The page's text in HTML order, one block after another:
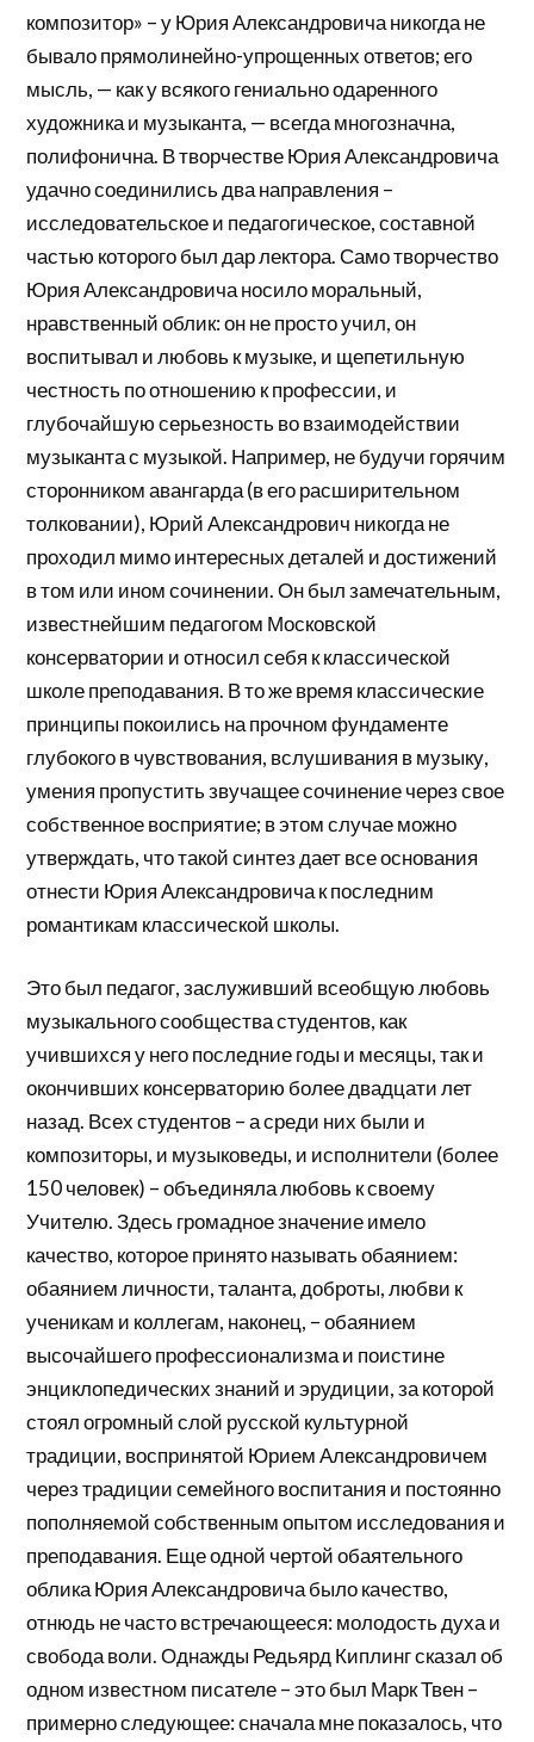
композитор» – у Юрия Александровича никогда не
бывало прямолинейно-упрощенных ответов; его
мысль, — как у всякого гениально одаренного
художника и музыканта, — всегда многозначна,
полифонична. В творчестве Юрия Александровича
удачно соединились два направления –
исследовательское и педагогическое, составной
частью которого был дар лектора. Само творчество
Юрия Александровича носило моральный,
нравственный облик: он не просто учил, он
воспитывал и любовь к музыке, и щепетильную
честность по отношению к профессии, и
глубочайшую серьезность во взаимодействии
музыканта с музыкой. Например, не будучи горячим
сторонником авангарда (в его расширительном
толковании), Юрий Александрович никогда не
проходил мимо интересных деталей и достижений
в том или ином сочинении. Он был замечательным,
известнейшим педагогом Московской
консерватории и относил себя к классической
школе преподавания. В то же время классические
принципы покоились на прочном фундаменте
глубокого в чувствования, вслушивания в музыку,
умения пропустить звучащее сочинение через свое
собственное восприятие; в этом случае можно
утверждать, что такой синтез дает все основания
отнести Юрия Александровича к последним
романтикам классической школы.
Это был педагог, заслуживший всеобщую любовь
музыкального сообщества студентов, как
учившихся у него последние годы и месяцы, так и
окончивших консерваторию более двадцати лет
назад. Всех студентов – а среди них были и
композиторы, и музыковеды, и исполнители (более
150 человек) – объединяла любовь к своему
Учителю. Здесь громадное значение имело
качество, которое принято называть обаянием:
обаянием личности, таланта, доброты, любви к
ученикам и коллегам, наконец, – обаянием
высочайшего профессионализма и поистине
энциклопедических знаний и эрудиции, за которой
стоял огромный слой русской культурной
традиции, воспринятой Юрием Александровичем
через традиции семейного воспитания и постоянно
пополняемой собственным опытом исследования и
преподавания. Еще одной чертой обаятельного
облика Юрия Александровича было качество,
отнюдь не часто встречающееся: молодость духа и
свобода воли. Однажды Редьярд Киплинг сказал об
одном известном писателе – это был Марк Твен –
примерно следующее: сначала мне показалось, что